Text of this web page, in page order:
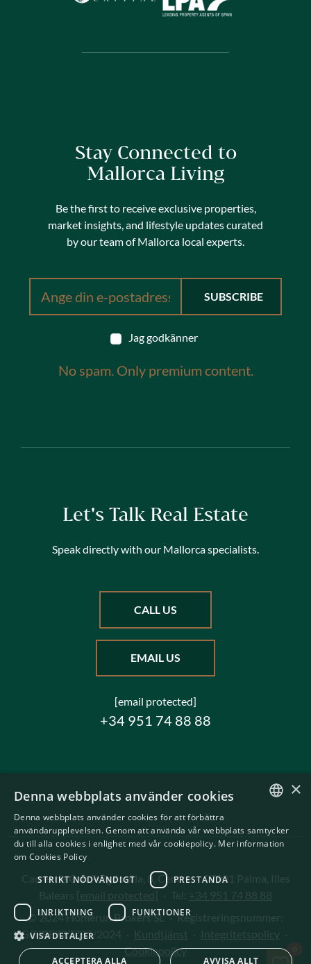
Stay Connected to
Mallorca Living
Be the first to receive exclusive properties,
market insights, and lifestyle updates curated
by our team of Mallorca local experts.
Jag godkänner
No spam. Only premium content.
Let's Talk Real Estate
Speak directly with our Mallorca specialists.
CALL US
EMAIL US
[email protected]
+34 951 74 88 88
Carrer de Can Puigdorfila, 8, Centre · 07001 Palma, Illes
Balears [email protected] · Tel: +34 951 74 88 88
© 2024 Homerun Brokers SL · Registreringsnummer:
GOIBE727795/2024 · Kundtjänst · Integritetspolicy ·
Cookiepolicy
ENGLISH
SWEDISH
×
Denna webbplats använder cookies
Denna webbplats använder cookies för att förbättra
användarupplevelsen. Genom att använda vår webbplats samtycker
du till alla cookies i enlighet med vår cookiepolicy. Mer information
om Cookies Policy
STRIKT NÖDVÄNDIGT
PRESTANDA
INRIKTNING FUNKTIONER
VISA DETALJER
ACCEPTERA ALLA AVVISA ALLT